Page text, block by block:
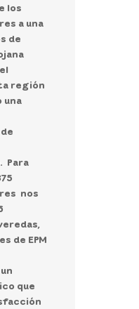
los
a una
de
región
una
Para
nos
de EPM
que